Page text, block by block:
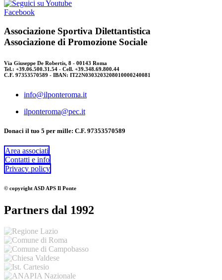
Facebook
Associazione Sportiva Dilettantistica
Associazione di Promozione Sociale
Via Giuseppe De Robertis, 8 - 00143 Roma
Tel.: +39.06.500.31.54 - Cell. +39.348.69.800.44
C.F. 97353570589 - IBAN: IT22N0303203208010000240081
info@ilponteroma.it
ilponteroma@pec.it
Donaci il tuo 5 per mille: C.F. 97353570589
Area associati
Contatti e info
Privacy policy
© copyright ASD APS Il Ponte
Partners dal 1992